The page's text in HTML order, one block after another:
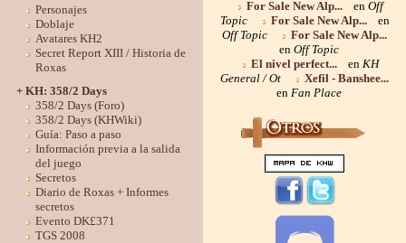
Personajes
Doblaje
Avatares KH2
Secret Report XIII / Historia de
Roxas
+ KH: 358/2 Days
358/2 Days (Foro)
358/2 Days (KHWiki)
Guía: Paso a paso
Información previa a la salida
del juego
Secretos
Diario de Roxas + Informes
secretos
Evento DK£371
TGS 2008
For Sale New Alp...
en Off
Topic
For Sale New Alp...
en
Off Topic
For Sale New Alp...
en Off Topic
El nivel perfect...
en KH
General / Ot
Xefil - Banshee...
en Fan Place